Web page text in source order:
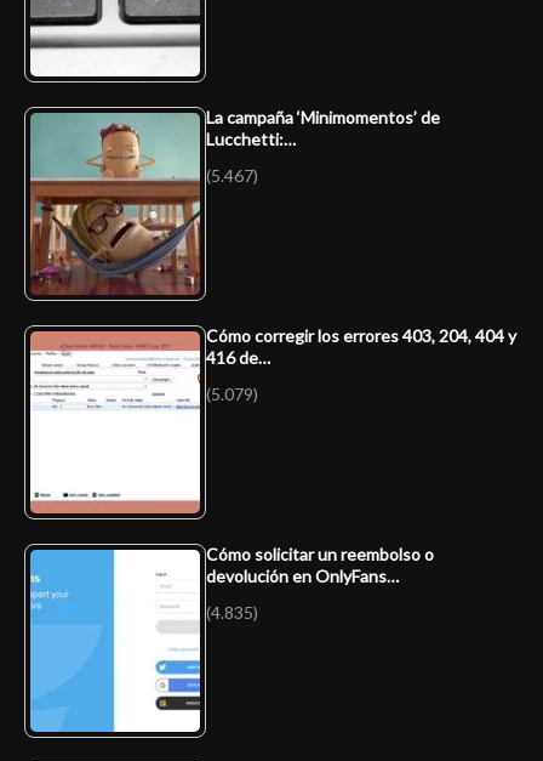
La campaña ‘Minimomentos’ de
Lucchetti:…
(5.467)
Cómo corregir los errores 403, 204, 404 y
416 de…
(5.079)
Cómo solicitar un reembolso o
devolución en OnlyFans…
(4.835)